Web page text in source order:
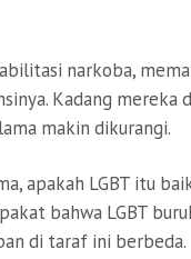
narkoba,
Kadang mereka
makin dikurangi.
apakah LGBT itu
bahwa LGBT
di taraf ini berbeda.